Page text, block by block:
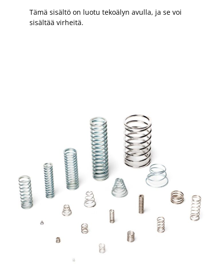
Tämä sisältö on luotu tekoälyn avulla, ja se voi
sisältää virheitä.